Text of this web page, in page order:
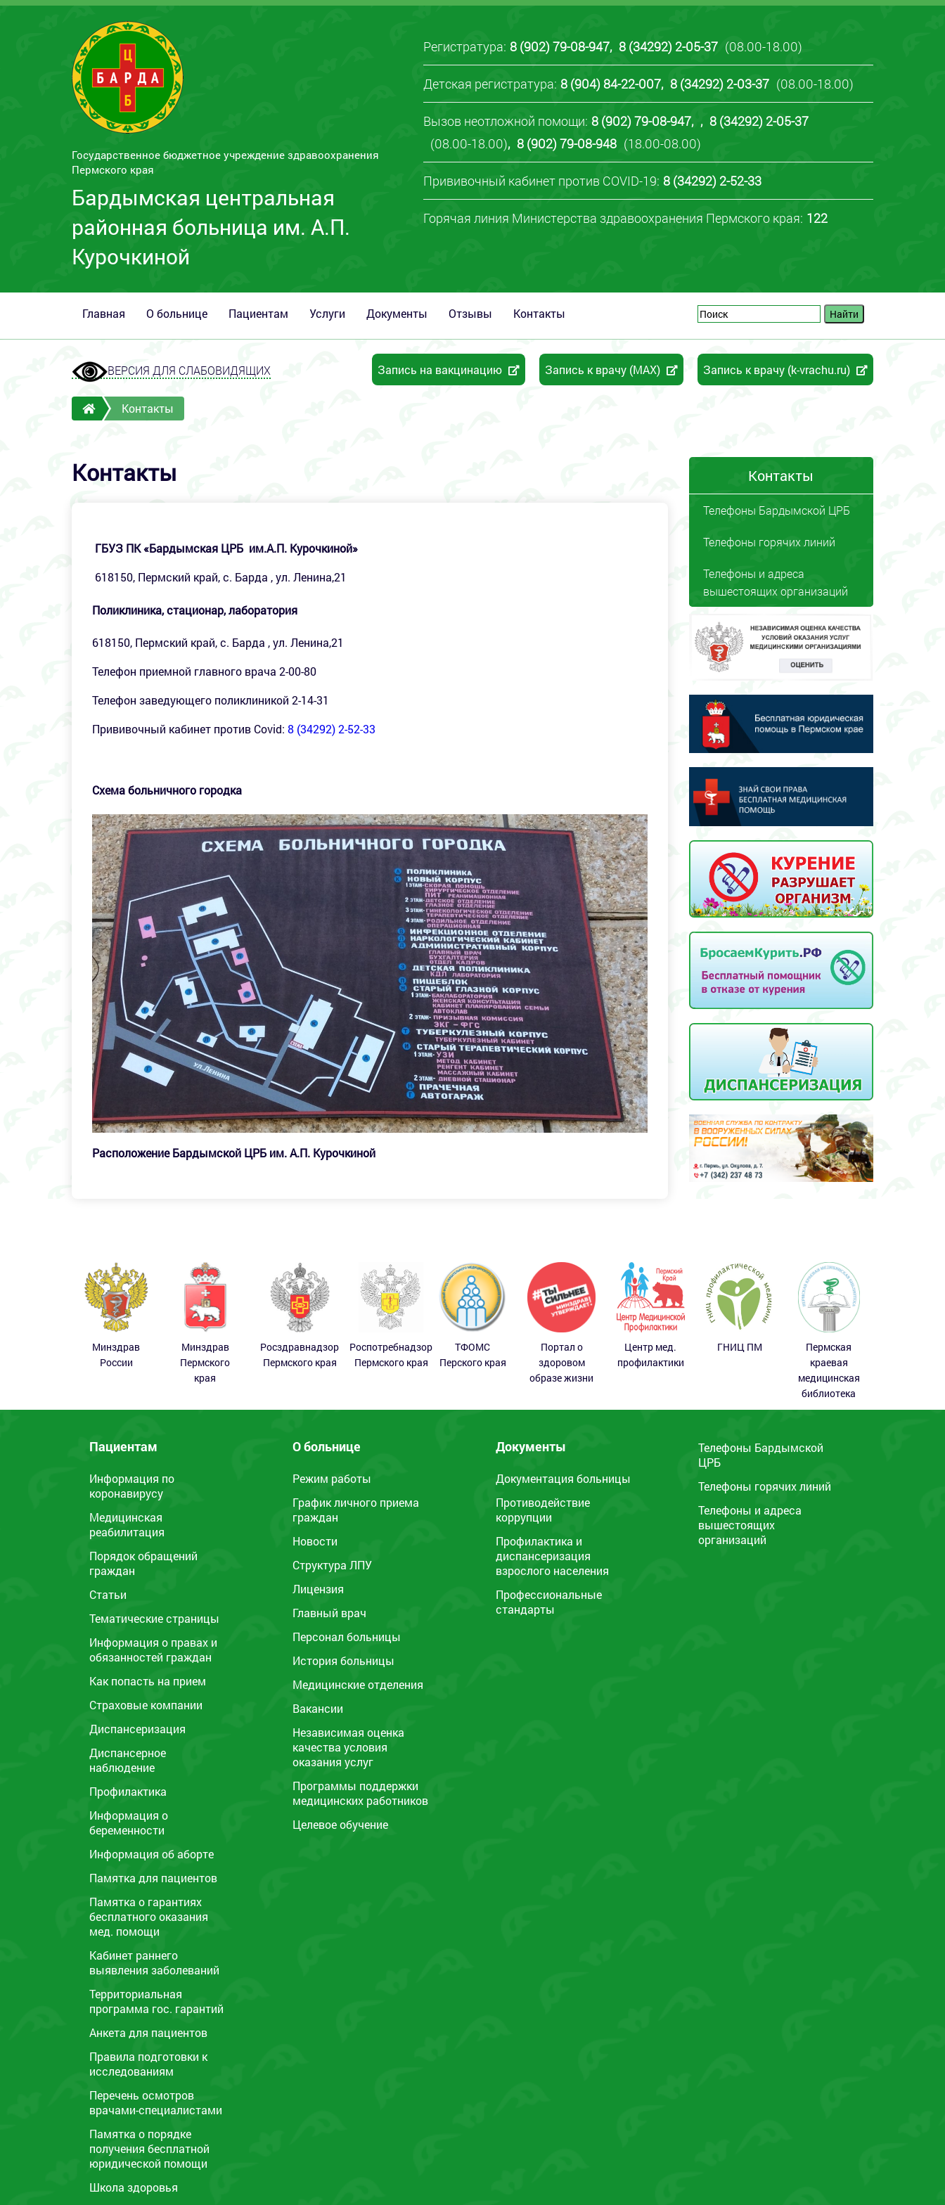
Государственное бюджетное учреждение здравоохранения
Пермского края
Бардымская центральная
районная больница им. А.П.
Курочкиной
Регистратура: 8 (902) 79-08-947, 8 (34292) 2-05-37 (08.00-18.00)
Детская регистратура: 8 (904) 84-22-007, 8 (34292) 2-03-37 (08.00-18.00)
Вызов неотложной помощи: 8 (902) 79-08-947, , 8 (34292) 2-05-37
(08.00-18.00), 8 (902) 79-08-948 (18.00-08.00)
Прививочный кабинет против COVID-19: 8 (34292) 2-52-33
Горячая линия Министерства здравоохранения Пермского края: 122
Главная О больнице Пациентам Услуги Документы Отзывы Контакты
ВЕРСИЯ ДЛЯ СЛАБОВИДЯЩИХ Запись к врачу (k-vrachu.ru)
Запись к врачу (MAX)
Запись на вакцинацию
Контакты
Контакты
ГБУЗ ПК «Бардымская ЦРБ им.А.П. Курочкиной»
618150, Пермский край, с. Барда , ул. Ленина,21
Поликлиника, стационар, лаборатория
618150, Пермский край, с. Барда , ул. Ленина,21
Телефон приемной главного врача 2-00-80
Телефон заведующего поликлиникой 2-14-31
Прививочный кабинет против Covid: 8 (34292) 2-52-33
Схема больничного городка
Расположение Бардымской ЦРБ им. А.П. Курочкиной
Контакты
Телефоны Бардымской ЦРБ
Телефоны горячих линий
Телефоны и адреса
вышестоящих организаций
Минздрав
России
Минздрав
Пермского
края
Росздравнадзор
Пермского края
Роспотребнадзор
Пермского края
ТФОМС
Перского края
Портал о
здоровом
образе жизни
Центр мед.
профилактики
ГНИЦ ПМ
Пермская
краевая
медицинская
библиотека
Пациентам
Информация по
коронавирусу
Медицинская
реабилитация
Порядок обращений
граждан
Статьи
Тематические страницы
Информация о правах и
обязанностей граждан
Как попасть на прием
Страховые компании
Диспансеризация
Диспансерное
наблюдение
Профилактика
Информация о
беременности
Информация об аборте
Памятка для пациентов
Памятка o гарантиях
бесплатного оказания
мед. помощи
Кабинет раннего
выявления заболеваний
Территориальная
программа гос. гарантий
Анкета для пациентов
Правила подготовки к
исследованиям
Перечень осмотров
врачами-специалистами
Памятка о порядке
получения бесплатной
юридической помощи
Школа здоровья
О больнице
Режим работы
График личного приема
граждан
Новости
Структура ЛПУ
Лицензия
Главный врач
Персонал больницы
История больницы
Медицинские отделения
Вакансии
Независимая оценка
качества условия
оказания услуг
Программы поддержки
медицинских работников
Целевое обучение
Документы
Документация больницы
Противодействие
коррупции
Профилактика и
диспансеризация
взрослого населения
Профессиональные
стандарты
Телефоны Бардымской
ЦРБ
Телефоны горячих линий
Телефоны и адреса
вышестоящих
организаций